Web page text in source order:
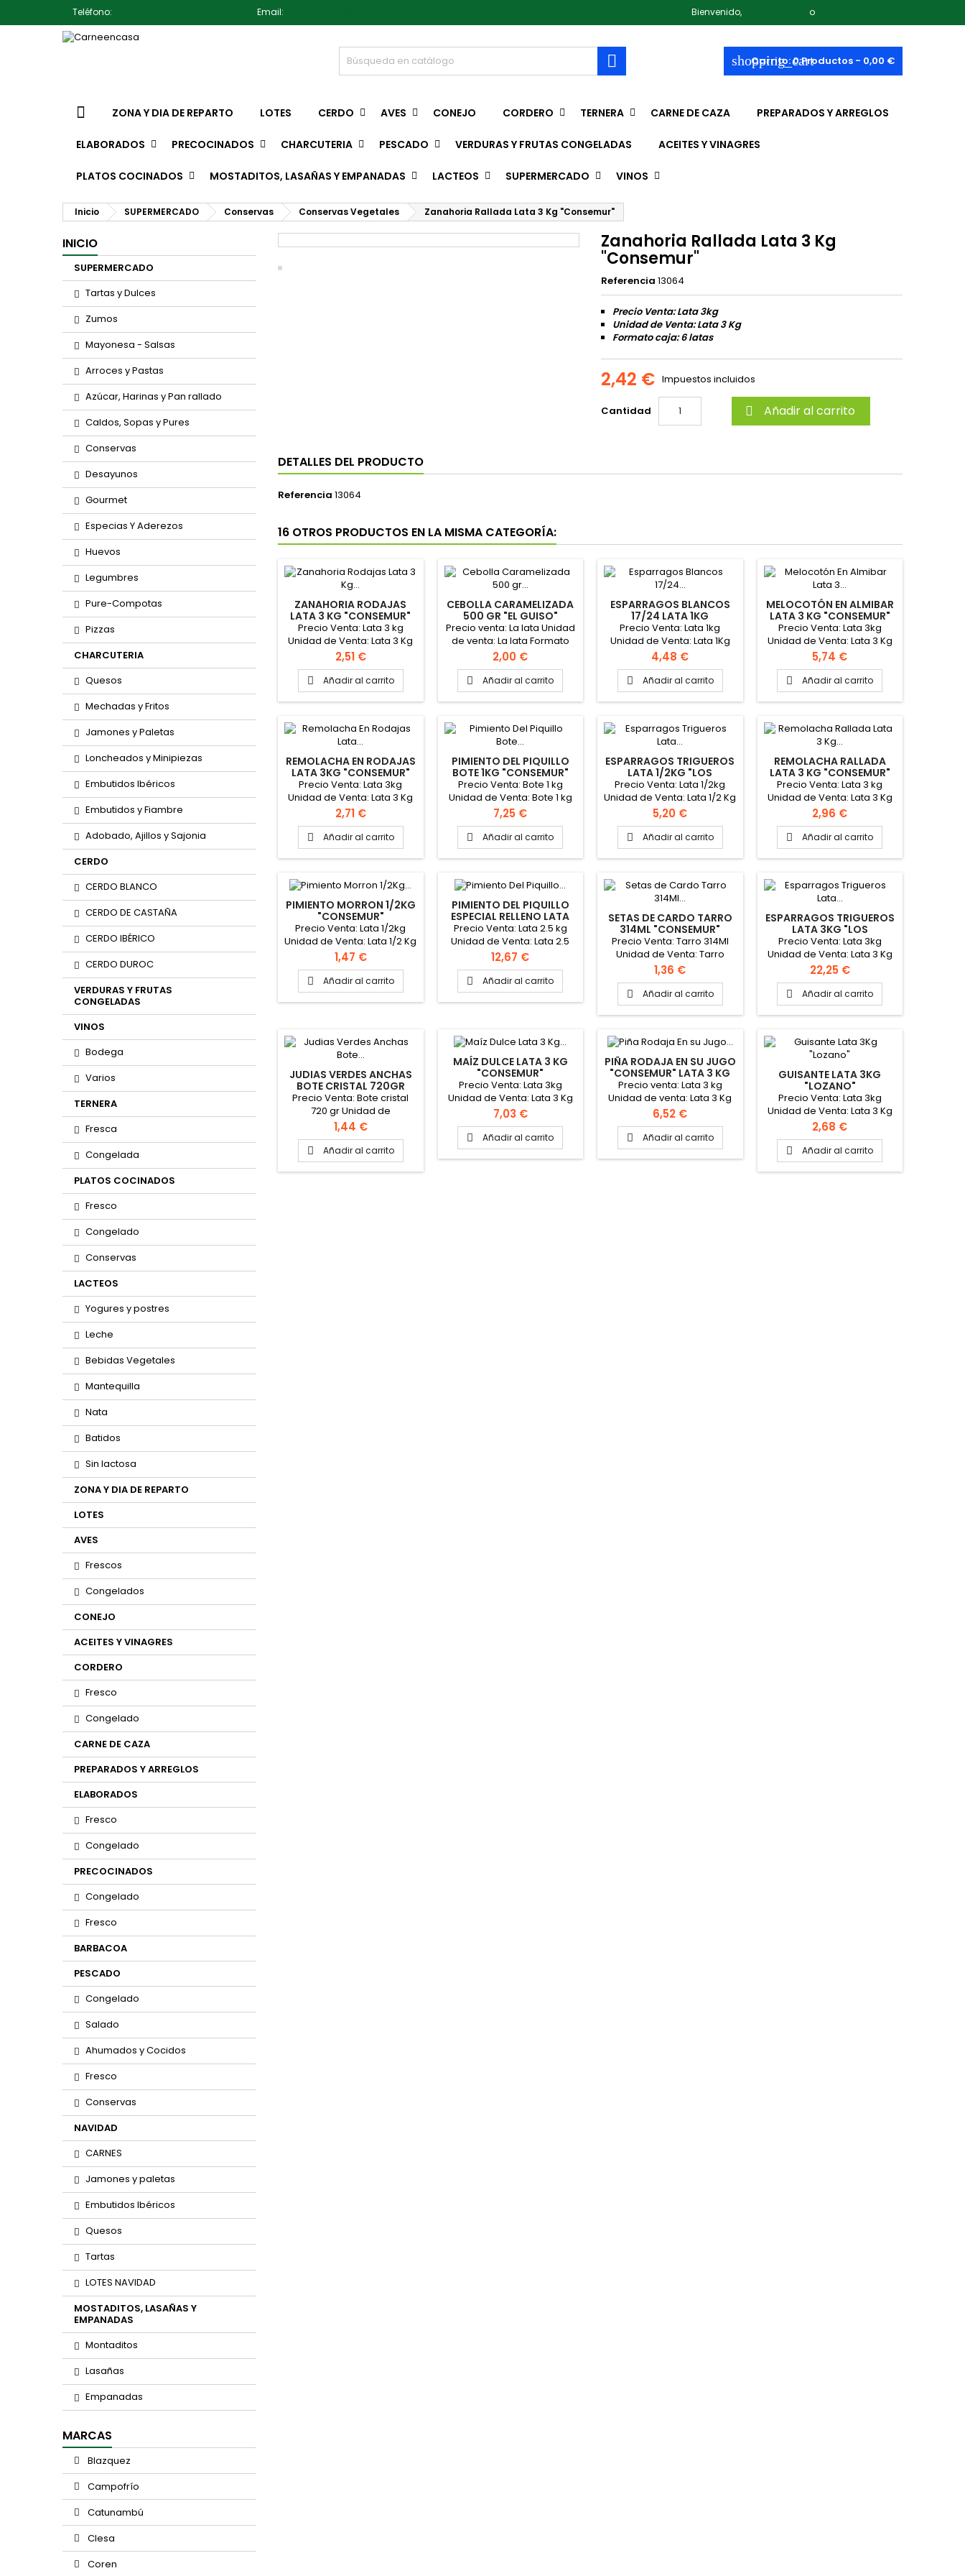
Teléfono: Email: Bienvenido, o
shopping_cart
Carrito:0Productos - 0,00 €

ZONA Y DIA DE REPARTO LOTES CERDO AVES CONEJO CORDERO TERNERA CARNE DE CAZA PREPARADOS Y ARREGLOS
ELABORADOS PRECOCINADOS CHARCUTERIA PESCADO VERDURAS Y FRUTAS CONGELADAS ACEITES Y VINAGRES
PLATOS COCINADOS MOSTADITOS, LASAÑAS Y EMPANADAS LACTEOS SUPERMERCADO VINOS
Inicio SUPERMERCADO Conservas Conservas Vegetales Zanahoria Rallada Lata 3 Kg "Consemur"
INICIO
SUPERMERCADO
Tartas y Dulces
Zumos
Mayonesa - Salsas
Arroces y Pastas
Azúcar, Harinas y Pan rallado
Caldos, Sopas y Pures
Conservas
Desayunos
Gourmet
Especias Y Aderezos
Huevos
Legumbres
Pure-Compotas
Pizzas
CHARCUTERIA
Quesos
Mechadas y Fritos
Jamones y Paletas
Loncheados y Minipiezas
Embutidos Ibéricos
Embutidos y Fiambre
Adobado, Ajillos y Sajonia
CERDO
CERDO BLANCO
CERDO DE CASTAÑA
CERDO IBÉRICO
CERDO DUROC
VERDURAS Y FRUTAS
CONGELADAS
VINOS
Bodega
Varios
TERNERA
Fresca
Congelada
PLATOS COCINADOS
Fresco
Congelado
Conservas
LACTEOS
Yogures y postres
Leche
Bebidas Vegetales
Mantequilla
Nata
Batidos
Sin lactosa
ZONA Y DIA DE REPARTO
LOTES
AVES
Frescos
Congelados
CONEJO
ACEITES Y VINAGRES
CORDERO
Fresco
Congelado
CARNE DE CAZA
PREPARADOS Y ARREGLOS
ELABORADOS
Fresco
Congelado
PRECOCINADOS
Congelado
Fresco
BARBACOA
PESCADO
Congelado
Salado
Ahumados y Cocidos
Fresco
Conservas
NAVIDAD
CARNES
Jamones y paletas
Embutidos Ibéricos
Quesos
Tartas
LOTES NAVIDAD
MOSTADITOS, LASAÑAS Y
EMPANADAS
Montaditos
Lasañas
Empanadas
MARCAS
Blazquez
Campofrío
Catunambú
Clesa
Coren
Zanahoria Rallada Lata 3 Kg
"Consemur"
Referencia 13064
Precio Venta: Lata 3kg
Unidad de Venta: Lata 3 Kg
Formato caja: 6 latas
2,42 € Impuestos incluidos
Cantidad  Añadir al carrito
DETALLES DEL PRODUCTO
Referencia 13064
16 OTROS PRODUCTOS EN LA MISMA CATEGORÍA:
ZANAHORIA RODAJAS
LATA 3 KG "CONSEMUR"
Precio Venta: Lata 3 kg
Unidad de Venta: Lata 3 Kg
Formato caja: 6 latas
Precio
2,51 €
 Añadir al carrito
CEBOLLA CARAMELIZADA
500 GR "EL GUISO"
Precio venta: La lata Unidad
de venta: La lata Formato
de la caja: 12 latas
Precio
2,00 €
 Añadir al carrito
ESPARRAGOS BLANCOS
17/24 LATA 1KG
"CONSEMUR"
Precio Venta: Lata 1kg
Unidad de Venta: Lata 1Kg
Formato caja: 12 latas
Precio
4,48 €
 Añadir al carrito
MELOCOTÓN EN ALMIBAR
LATA 3 KG "CONSEMUR"
Precio Venta: Lata 3kg
Unidad de Venta: Lata 3 Kg
Cajas de 6 latas
Precio
5,74 €
 Añadir al carrito
REMOLACHA EN RODAJAS
LATA 3KG "CONSEMUR"
Precio Venta: Lata 3kg
Unidad de Venta: Lata 3 Kg
Formato caja: 6 latas
Precio
2,71 €
 Añadir al carrito
PIMIENTO DEL PIQUILLO
BOTE 1KG "CONSEMUR"
Precio Venta: Bote 1 kg
Unidad de Venta: Bote 1 kg
Formato caja: 12 botes 1 kg
Precio
7,25 €
 Añadir al carrito
ESPARRAGOS TRIGUEROS
LATA 1/2KG "LOS
MONTEROS"
Precio Venta: Lata 1/2kg
Unidad de Venta: Lata 1/2 Kg
Formato caja: 12 latas
Precio
5,20 €
 Añadir al carrito
REMOLACHA RALLADA
LATA 3 KG "CONSEMUR"
Precio Venta: Lata 3 kg
Unidad de Venta: Lata 3 Kg
Formato caja: 6 latas
Precio
2,96 €
 Añadir al carrito
PIMIENTO MORRON 1/2KG
"CONSEMUR"
Precio Venta: Lata 1/2kg
Unidad de Venta: Lata 1/2 Kg
Formato caja: 12 latas
Precio
1,47 €
 Añadir al carrito
PIMIENTO DEL PIQUILLO
ESPECIAL RELLENO LATA
2.5 KG "CONSEMUR"
Precio Venta: Lata 2.5 kg
Unidad de Venta: Lata 2.5
Kg Formato caja: 6 latas 2.5
kg
Precio
12,67 €
 Añadir al carrito
SETAS DE CARDO TARRO
314ML "CONSEMUR"
Precio Venta: Tarro 314Ml
Unidad de Venta: Tarro
314Ml Formato caja: 12 botes
314 Ml
Precio
1,36 €
 Añadir al carrito
ESPARRAGOS TRIGUEROS
LATA 3KG "LOS
MONTEROS"
Precio Venta: Lata 3kg
Unidad de Venta: Lata 3 Kg
Formato caja: 6 latas
Precio
22,25 €
 Añadir al carrito
JUDIAS VERDES ANCHAS
BOTE CRISTAL 720GR
"CONSEMUR"
Precio Venta: Bote cristal
720 gr Unidad de
Venta: Bote cristal 720 gr
Formato caja: 12 botes
cristal 720 gr
Precio
1,44 €
 Añadir al carrito
MAÍZ DULCE LATA 3 KG
"CONSEMUR"
Precio Venta: Lata 3kg
Unidad de Venta: Lata 3 Kg
Formato caja: 6 latas
Precio
7,03 €
 Añadir al carrito
PIÑA RODAJA EN SU JUGO
"CONSEMUR" LATA 3 KG
Precio venta: Lata 3 kg
Unidad de venta: Lata 3 Kg
Precio
6,52 €
 Añadir al carrito
GUISANTE LATA 3KG
"LOZANO"
Precio Venta: Lata 3kg
Unidad de Venta: Lata 3 Kg
Formato caja: 6 latas
Precio
2,68 €
 Añadir al carrito